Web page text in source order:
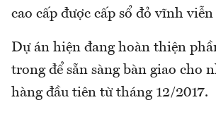
cao cấp được cấp sổ đỏ vĩnh
Dự án hiện đang hoàn thiện
trong để sẵn sàng bàn giao cho
hàng đầu tiên từ tháng 12/2017.